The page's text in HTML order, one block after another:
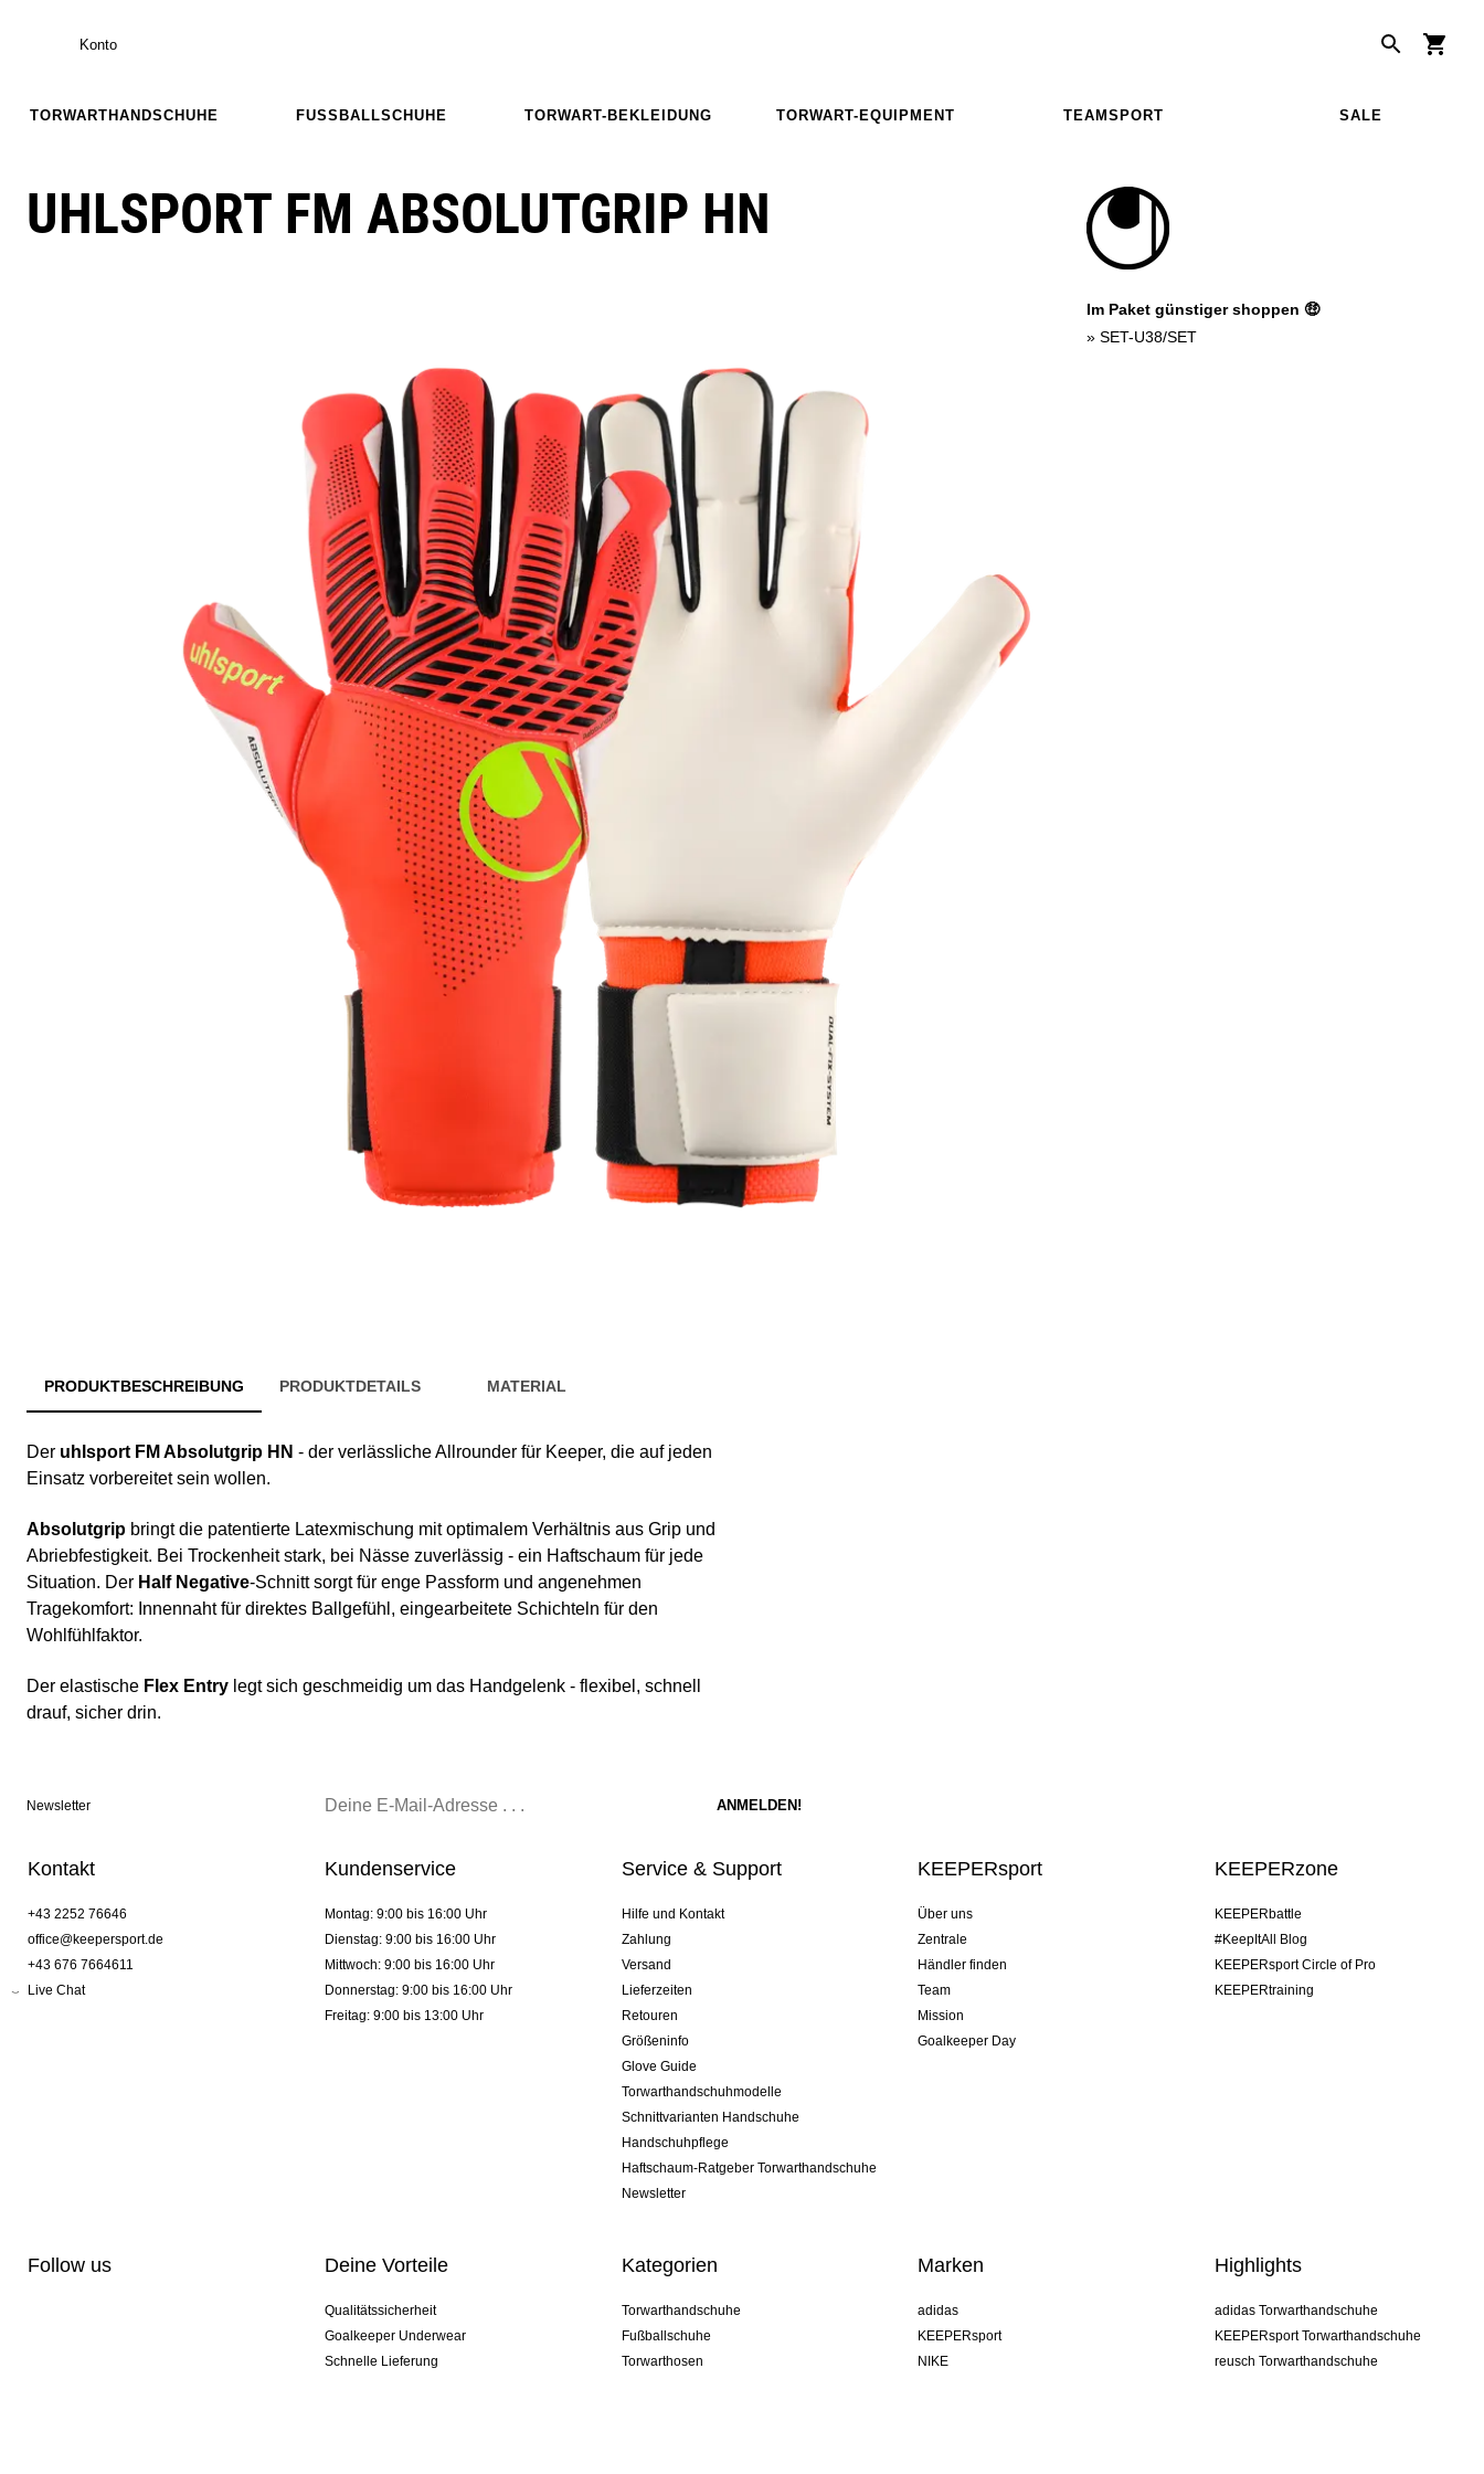
Konto
TORWARTHANDSCHUHE FUSSBALLSCHUHE TORWART-BEKLEIDUNG TORWART-EQUIPMENT TEAMSPORT SALE
UHLSPORT FM ABSOLUTGRIP HN
Im Paket günstiger shoppen 🤑
» SET-U38/SET
PRODUKTBESCHREIBUNG PRODUKTDETAILS MATERIAL
Der uhlsport FM Absolutgrip HN - der verlässliche Allrounder für Keeper, die auf jeden
Einsatz vorbereitet sein wollen.
Absolutgrip bringt die patentierte Latexmischung mit optimalem Verhältnis aus Grip und
Abriebfestigkeit. Bei Trockenheit stark, bei Nässe zuverlässig - ein Haftschaum für jede
Situation. Der Half Negative-Schnitt sorgt für enge Passform und angenehmen
Tragekomfort: Innennaht für direktes Ballgefühl, eingearbeitete Schichteln für den
Wohlfühlfaktor.
Der elastische Flex Entry legt sich geschmeidig um das Handgelenk - flexibel, schnell
drauf, sicher drin.
Newsletter
Kontakt
+43 2252 76646
office@keepersport.de
+43 676 7664611
Live Chat
Kundenservice
Montag: 9:00 bis 16:00 Uhr
Dienstag: 9:00 bis 16:00 Uhr
Mittwoch: 9:00 bis 16:00 Uhr
Donnerstag: 9:00 bis 16:00 Uhr
Freitag: 9:00 bis 13:00 Uhr
Service & Support
Hilfe und Kontakt
Zahlung
Versand
Lieferzeiten
Retouren
Größeninfo
Glove Guide
Torwarthandschuhmodelle
Schnittvarianten Handschuhe
Handschuhpflege
Haftschaum-Ratgeber Torwarthandschuhe
Newsletter
KEEPERsport
Über uns
Zentrale
Händler finden
Team
Mission
Goalkeeper Day
KEEPERzone
KEEPERbattle
#KeepItAll Blog
KEEPERsport Circle of Pro
KEEPERtraining
Follow us Deine Vorteile
Qualitätssicherheit
Goalkeeper Underwear
Schnelle Lieferung
Kategorien
Torwarthandschuhe
Fußballschuhe
Torwarthosen
Marken
adidas
KEEPERsport
NIKE
Highlights
adidas Torwarthandschuhe
KEEPERsport Torwarthandschuhe
reusch Torwarthandschuhe